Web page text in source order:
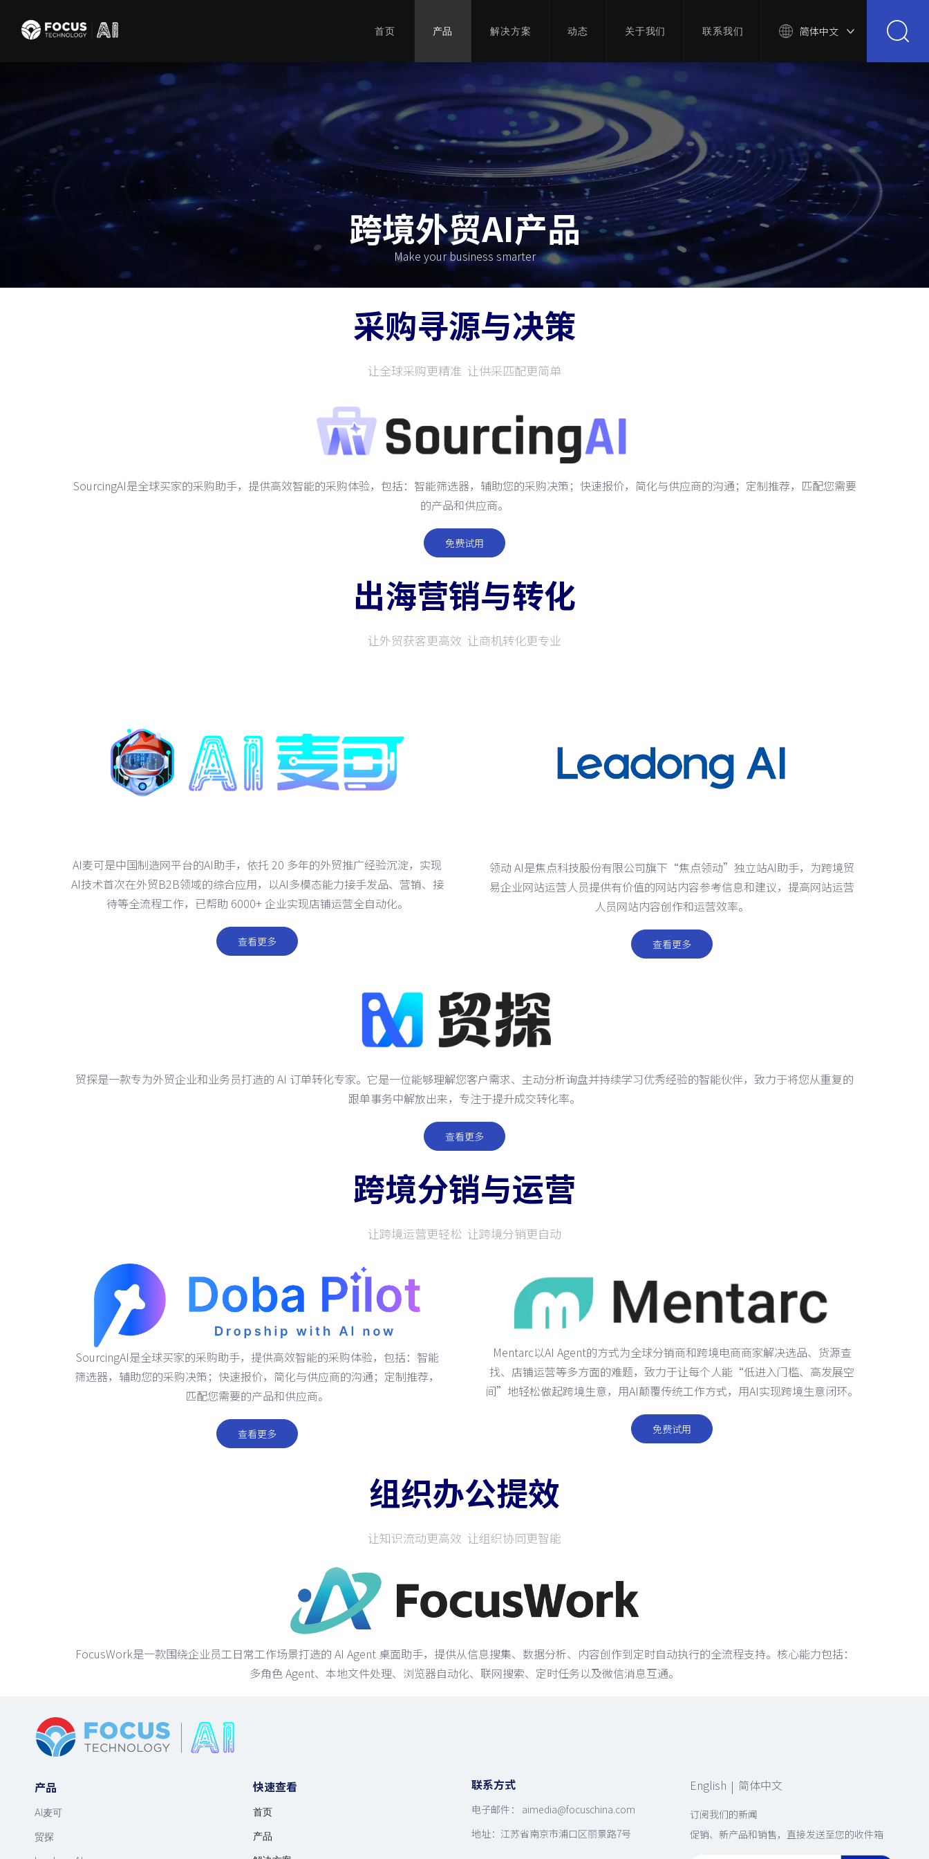
首页 产品 解决方案 动态 关于我们 联系我们 简体中文
跨境外贸AI产品
Make your business smarter
采购寻源与决策
让全球采购更精准 让供采匹配更简单
SourcingAI是全球买家的采购助手，提供高效智能的采购体验，包括：智能筛选器，辅助您的采购决策；快速报价，简化与供应商的沟通；定制推荐，匹配您需要
的产品和供应商。
免费试用
出海营销与转化
让外贸获客更高效 让商机转化更专业
AI麦可是中国制造网平台的AI助手，依托 20 多年的外贸推广经验沉淀，实现
AI技术首次在外贸B2B领域的综合应用，以AI多模态能力接手发品、营销、接
待等全流程工作，已帮助 6000+ 企业实现店铺运营全自动化。
查看更多
领动 AI是焦点科技股份有限公司旗下“焦点领动”独立站AI助手，为跨境贸
易企业网站运营人员提供有价值的网站内容参考信息和建议，提高网站运营
人员网站内容创作和运营效率。
查看更多
贸探是一款专为外贸企业和业务员打造的 AI 订单转化专家。它是一位能够理解您客户需求、主动分析询盘并持续学习优秀经验的智能伙伴，致力于将您从重复的
跟单事务中解放出来，专注于提升成交转化率。
查看更多
跨境分销与运营
让跨境运营更轻松 让跨境分销更自动
SourcingAI是全球买家的采购助手，提供高效智能的采购体验，包括：智能
筛选器，辅助您的采购决策；快速报价，简化与供应商的沟通；定制推荐，
匹配您需要的产品和供应商。
查看更多
Mentarc以AI Agent的方式为全球分销商和跨境电商商家解决选品、货源查
找、店铺运营等多方面的难题，致力于让每个人能“低进入门槛、高发展空
间”地轻松做起跨境生意，用AI颠覆传统工作方式，用AI实现跨境生意闭环。
免费试用
组织办公提效
让知识流动更高效 让组织协同更智能
FocusWork是一款围绕企业员工日常工作场景打造的 AI Agent 桌面助手，提供从信息搜集、数据分析、内容创作到定时自动执行的全流程支持。核心能力包括：
多角色 Agent、本地文件处理、浏览器自动化、联网搜索、定时任务以及微信消息互通。
产品
AI麦可
贸探
快速查看
首页
产品
联系方式
电子邮件： aimedia@focuschina.com
地址：江苏省南京市浦口区丽景路7号
English | 简体中文
订阅我们的新闻
促销、新产品和销售，直接发送至您的收件箱